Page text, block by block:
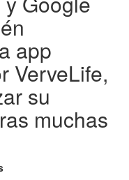
app
VerveLife,
su
muchas